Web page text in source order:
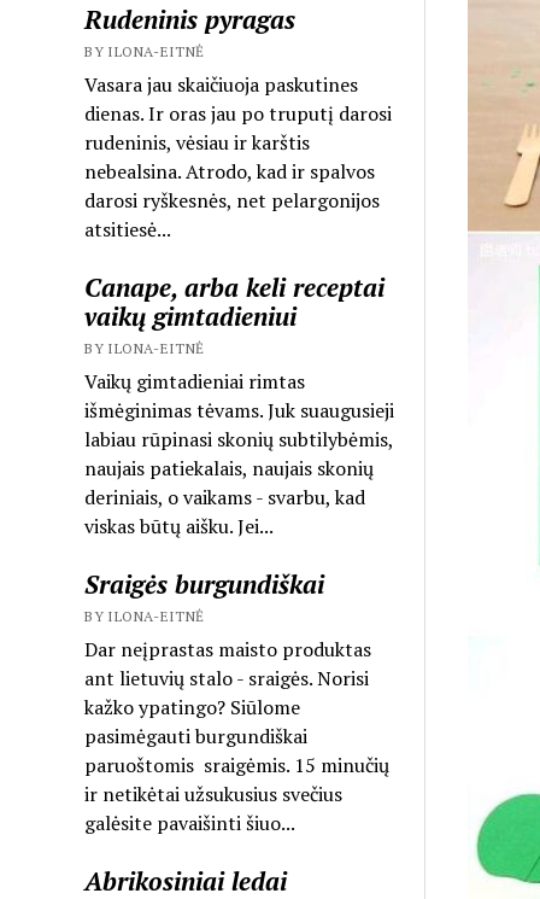
Rudeninis pyragas
BY ILONA-EITNĖ
Vasara jau skaičiuoja paskutines
dienas. Ir oras jau po truputį darosi
rudeninis, vėsiau ir karštis
nebealsina. Atrodo, kad ir spalvos
darosi ryškesnės, net pelargonijos
atsitiesė...
Canape, arba keli receptai
vaikų gimtadieniui
BY ILONA-EITNĖ
Vaikų gimtadieniai rimtas
išmėginimas tėvams. Juk suaugusieji
labiau rūpinasi skonių subtilybėmis,
naujais patiekalais, naujais skonių
deriniais, o vaikams - svarbu, kad
viskas būtų aišku. Jei...
Sraigės burgundiškai
BY ILONA-EITNĖ
Dar neįprastas maisto produktas
ant lietuvių stalo - sraigės. Norisi
kažko ypatingo? Siūlome
pasimėgauti burgundiškai
paruoštomis sraigėmis. 15 minučių
ir netikėtai užsukusius svečius
galėsite pavaišinti šiuo...
Abrikosiniai ledai